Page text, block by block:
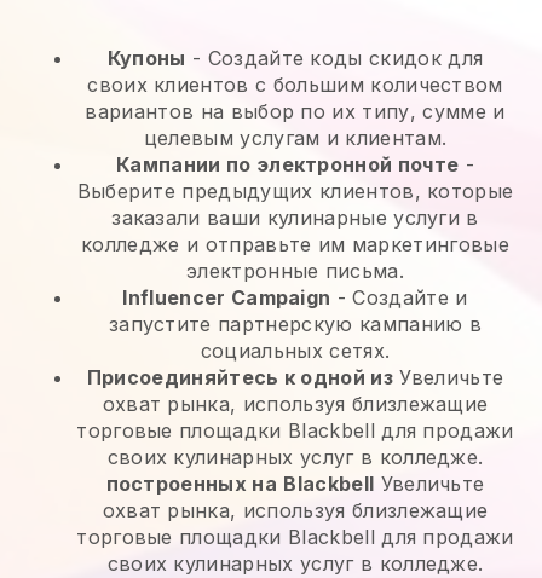
Купоны - Создайте коды скидок для
своих клиентов с большим количеством
вариантов на выбор по их типу, сумме и
целевым услугам и клиентам.
Кампании по электронной почте -
Выберите предыдущих клиентов, которые
заказали ваши кулинарные услуги в
колледже и отправьте им маркетинговые
электронные письма.
Influencer Campaign - Создайте и
запустите партнерскую кампанию в
социальных сетях.
Присоединяйтесь к одной из Увеличьте
охват рынка, используя близлежащие
торговые площадки Blackbell для продажи
своих кулинарных услуг в колледже.
построенных на Blackbell Увеличьте
охват рынка, используя близлежащие
торговые площадки Blackbell для продажи
своих кулинарных услуг в колледже.